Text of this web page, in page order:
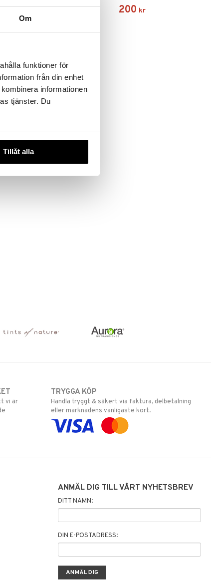
Om
funktioner för
från din enhet
informationen
tjänster. Du
Tillåt alla
111 200 kr
vi är
TRYGGA KÖP
Handla tryggt & säkert via faktura, delbetalning
eller marknadens vanligaste kort.
ANMÄL DIG TILL VÅRT NYHETSBREV
DITT NAMN:
DIN E-POSTADRESS: